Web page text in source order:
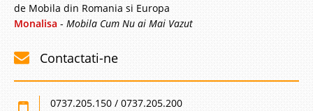
de Mobila din Romania si Europa
Monalisa - Mobila Cum Nu ai Mai Vazut
Contactati-ne
0737.205.150 / 0737.205.200